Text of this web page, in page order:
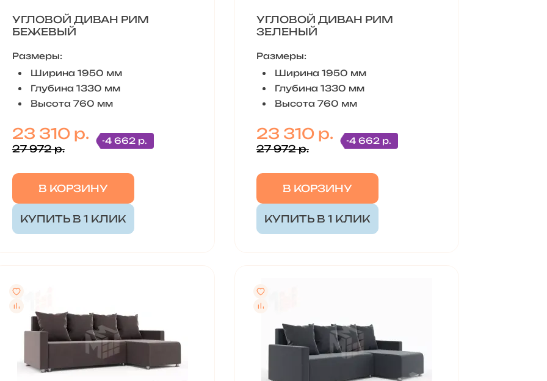
УГЛОВОЙ ДИВАН РИМ
БЕЖЕВЫЙ
Размеры:
Ширина 1950 мм
Глубина 1330 мм
Высота 760 мм
23 310 р.
27 972 р.
-4 662 р.
В КОРЗИНУ
КУПИТЬ В 1 КЛИК
УГЛОВОЙ ДИВАН РИМ
ЗЕЛЕНЫЙ
Размеры:
Ширина 1950 мм
Глубина 1330 мм
Высота 760 мм
23 310 р.
27 972 р.
-4 662 р.
В КОРЗИНУ
КУПИТЬ В 1 КЛИК